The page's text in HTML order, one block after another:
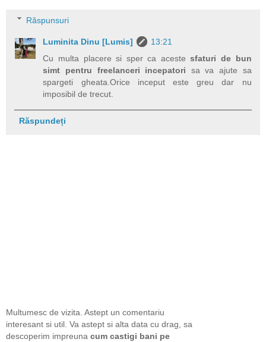
Răspunsuri
Luminita Dinu [Lumis]
13:21
Cu multa placere si sper ca acestesfaturi de bun
simt pentru freelanceri incepatori sa va ajute sa
spargeti gheata.Orice inceput este greu dar nu
imposibil de trecut.
Răspundeți
Multumesc de vizita. Astept un comentariu
interesant si util. Va astept si alta data cu drag, sa
descoperim impreuna cum castigi bani pe